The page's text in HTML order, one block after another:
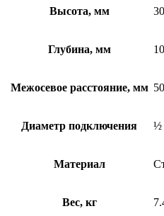
Высота, мм
Глубина, мм
Межосевое расстояние, мм 50
Диаметр подключения ½
Материал
Вес, кг